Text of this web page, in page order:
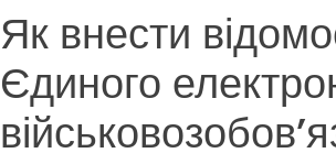
Як внести
Єдиного